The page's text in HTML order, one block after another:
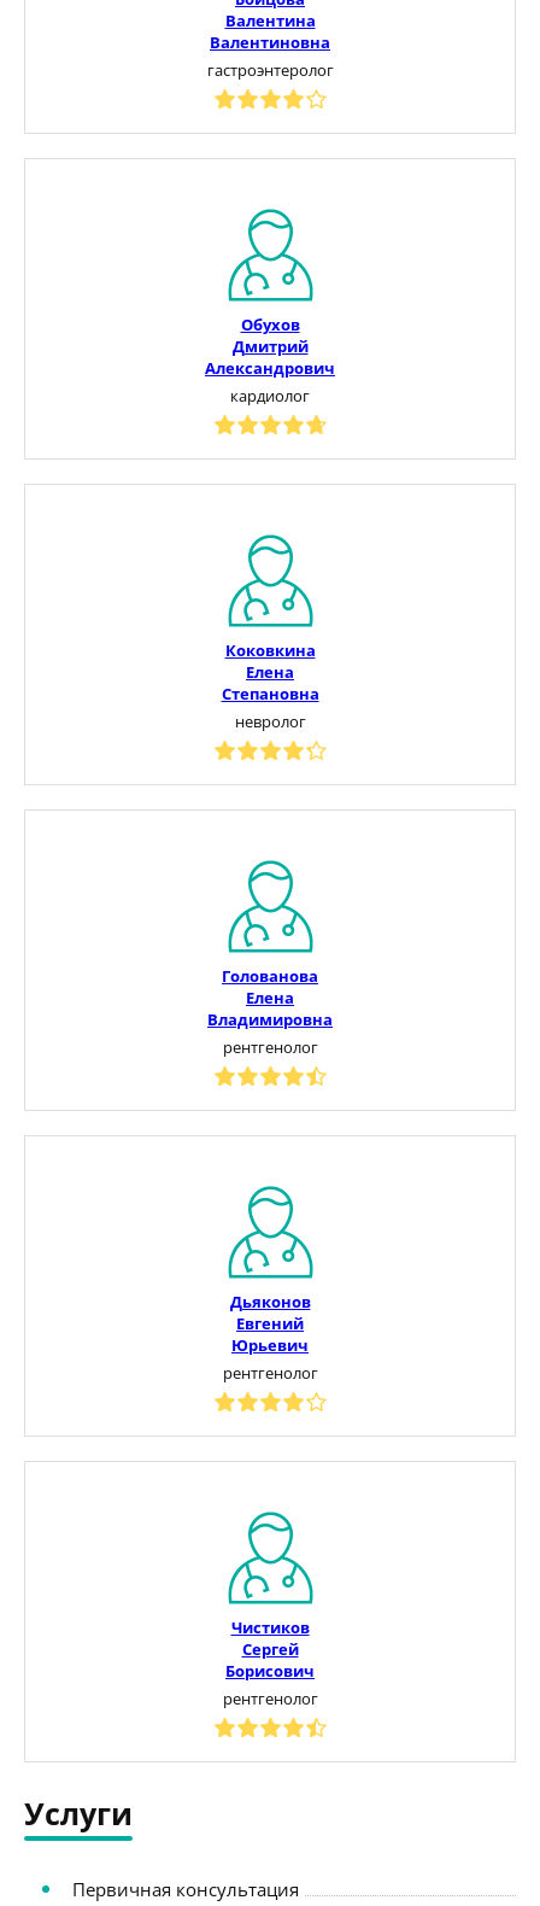
Валентина
Валентиновна
гастроэнтеролог
Обухов
Дмитрий
Александрович
кардиолог
Коковкина
Елена
Степановна
невролог
Голованова
Елена
Владимировна
рентгенолог
Дьяконов
Евгений
Юрьевич
рентгенолог
Чистиков
Сергей
Борисович
рентгенолог
Услуги
Первичная консультация